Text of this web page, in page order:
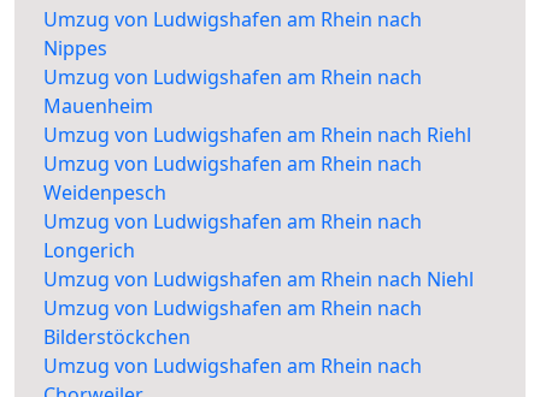
Umzug von Ludwigshafen am Rhein nach
Nippes
Umzug von Ludwigshafen am Rhein nach
Mauenheim
Umzug von Ludwigshafen am Rhein nach Riehl
Umzug von Ludwigshafen am Rhein nach
Weidenpesch
Umzug von Ludwigshafen am Rhein nach
Longerich
Umzug von Ludwigshafen am Rhein nach Niehl
Umzug von Ludwigshafen am Rhein nach
Bilderstöckchen
Umzug von Ludwigshafen am Rhein nach